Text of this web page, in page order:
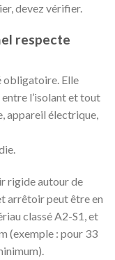
devez vérifier.
respecte
obligatoire. Elle
l’isolant et tout
appareil électrique,
rigide autour de
arrêtoir peut être en
classé A2-S1, et
(exemple : pour 33